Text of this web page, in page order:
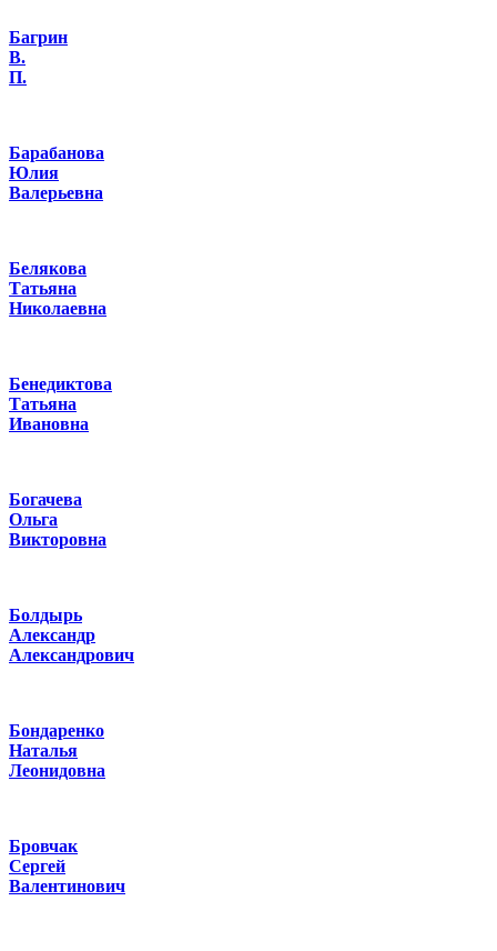
Багрин
В.
П.
Барабанова
Юлия
Валерьевна
Белякова
Татьяна
Николаевна
Бенедиктова
Татьяна
Ивановна
Богачева
Ольга
Викторовна
Болдырь
Александр
Александрович
Бондаренко
Наталья
Леонидовна
Бровчак
Сергей
Валентинович